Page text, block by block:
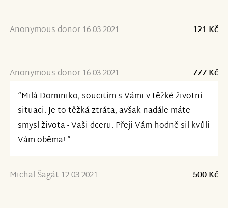
Anonymous donor 16.03.2021 121 Kč
Anonymous donor 16.03.2021
777 Kč
“Milá Dominiko, soucitím s Vámi v těžké životní
situaci. Je to těžká ztráta, avšak nadále máte
smysl života - Vaši dceru. Přeji Vám hodně sil kvůli
Vám oběma! ”
Michal Šagát 12.03.2021 500 Kč